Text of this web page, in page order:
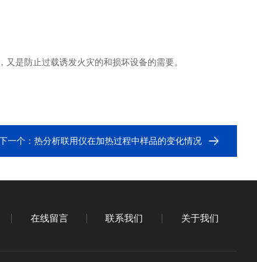
是防止过载诱发火灾的和损坏设备的需要。
一个：热分析联用仪在加热过程中样品的变化情况
在线留言 联系我们 关于我们